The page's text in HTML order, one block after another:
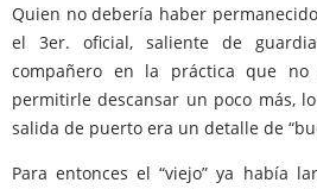
Quien no debería haber
el 3er. oficial, saliente de
compañero en la práctica que
permitirle descansar un poco más,
salida de puerto era un detalle de
Para entonces el “viejo” ya había